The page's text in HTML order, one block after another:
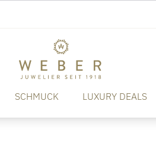
SCHMUCK LUXURY DEALS